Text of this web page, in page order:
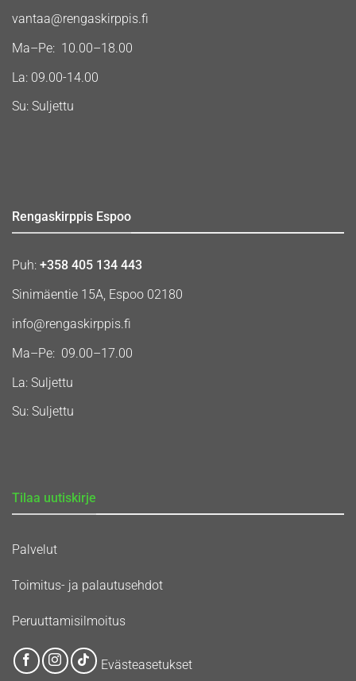
vantaa@rengaskirppis.fi
Ma–Pe: 10.00–18.00
La: 09.00-14.00
Su: Suljettu
Rengaskirppis Espoo
Puh: +358 405 134 443
Sinimäentie 15A, Espoo 02180
info@rengaskirppis.fi
Ma–Pe: 09.00–17.00
La: Suljettu
Su: Suljettu
Tilaa uutiskirje
Palvelut
Toimitus- ja palautusehdot
Peruuttamisilmoitus
Evästeasetukset